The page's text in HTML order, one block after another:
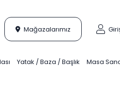
Mağazalarımız
Yatak / Baza / Başlık Masa